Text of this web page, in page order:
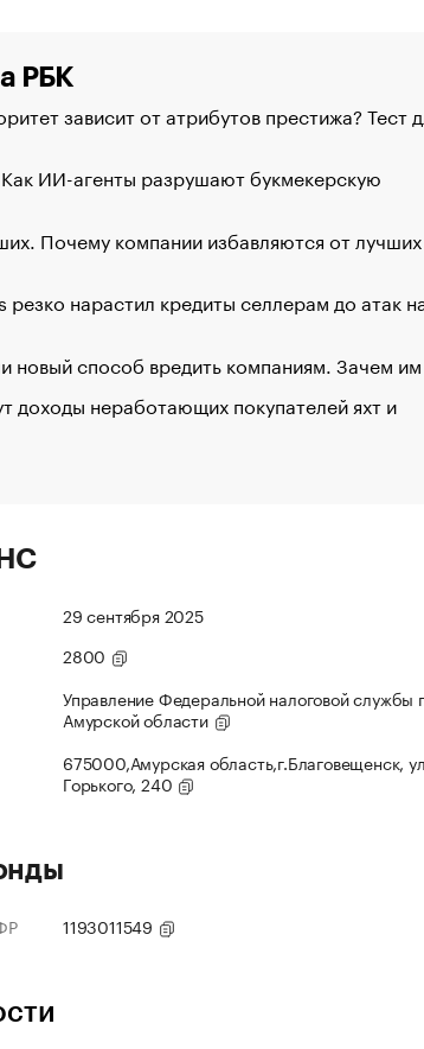
РБК
зависит от атрибутов престижа? Тест
ИИ-агенты разрушают букмекерскую
Почему компании избавляются от лучших
резко нарастил кредиты селлерам до атак
новый способ вредить компаниям. Зачем
доходы неработающих покупателей яхт и
29 сентября 2025
2800
Управление Федеральной налоговой службы
Амурской области
675000,Амурская область,г.Благовещенск,
Горького, 240
1193011549